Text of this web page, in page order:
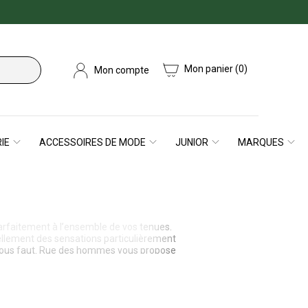
Mon compte Mon panier(0)
ACCESSOIRES DE MODE JUNIOR MARQUES
à l’ensemble de vos tenues.
des sensations particulièrement
faut. Rue des hommes vous propose